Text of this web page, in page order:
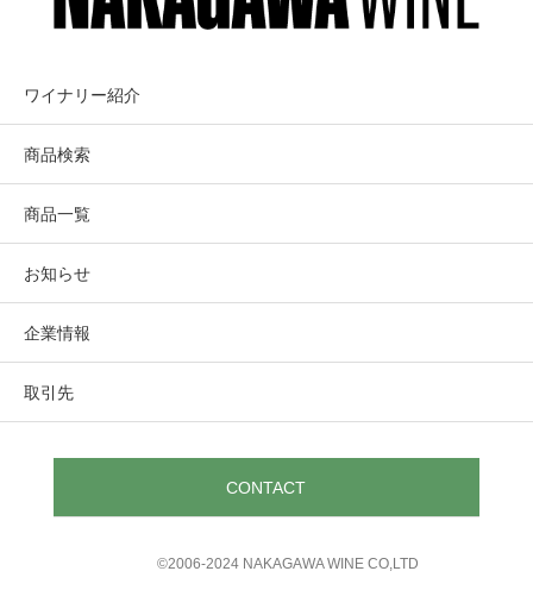
ワイナリー紹介
商品検索
商品一覧
お知らせ
企業情報
取引先
CONTACT
©︎2006-2024 NAKAGAWA WINE CO,LTD